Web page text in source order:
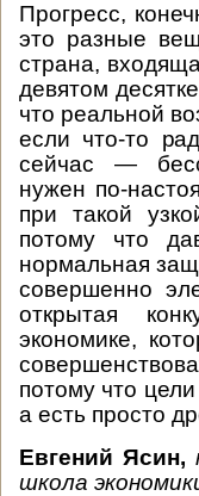
Прогресс,
это разные
страна,
девятом
что реальной
если что-то
сейчас —
нужен по-
при такой
потому что
нормальная
совершенно
открытая
экономике,
потому что
а есть просто
Евгений Ясин,
школа